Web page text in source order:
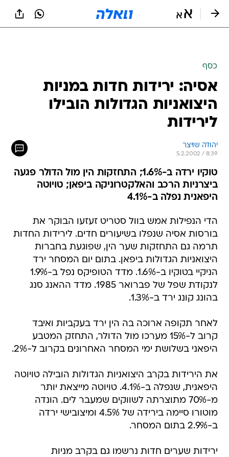
כסף
אסיה: ירידות חדות במניות
היצואניות הגדולות הובילו
לירידות
יהודה שויצר
5.2.2002 / 8:39
טוקיו ירדה ב-1.6%; התחזקות הין מול הדולר פגעה
ביצרניות הרכב והאלקטרוניקה ביפאן; טויוטה
היפאנית נפלה ב-4.1%
הדי הנפילות אמש בוול סטריט זעזעו הבוקר את
בורסות אסיה שנפלו בשיעורים חדים. לירידות החדות
תרמה גם התחזקות שער הין, שפוגעת בחברות
היצואניות הגדולות ביפאן. בתום יום המסחר ירד
הניקיי בטוקיו ב-1.6%. מדד הטופיקס נפל ב-1.9%
לנקודת שפל של פברואר 1985. מדד ההאנג סנג
בהונג קונג ירד ב-1.3%.
לאחר תקופה ארוכה בה הין ירד בעקביות ואיבד
קרוב ל-15% מערכו מול הדולר, התחזק המטבע
היפאני בשלושת ימי המסחר האחרונים בקרוב ל-2%.
את הירידות בקרב היצואניות הגדולות הובילה טויוטה
היפאנית, שנפלה ב-4.1%. טויוטה מייצאת יותר
מ-70% מתוצרתה לשווקים שמעבר לים. הונדה
מוטורו סיימה בירידה של 4.5% ומיצובישי ירדה
ב-2.9% בתום המסחר.
ירידות שערים חדות נרשמו גם בקרב מניות